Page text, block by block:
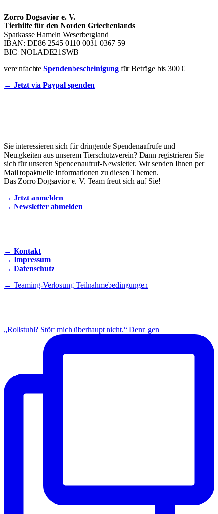
Zorro Dogsavior e. V.
Tierhilfe für den Norden Griechenlands
Sparkasse Hameln Weserbergland
IBAN: DE86 2545 0110 0031 0367 59
BIC: NOLADE21SWB
vereinfachte Spendenbescheinigung für Beträge bis 300 €
→ Jetzt via Paypal spenden
Sie interessieren sich für dringende Spendenaufrufe und
Neuigkeiten aus unserem Tierschutzverein? Dann registrieren Sie
sich für unseren Spendenaufruf-Newsletter. Wir senden Ihnen per
Mail topaktuelle Informationen zu diesen Themen.
Das Zorro Dogsavior e. V. Team freut sich auf Sie!
→ Jetzt anmelden
→ Newsletter abmelden
→ Kontakt
→ Impressum
→ Datenschutz
→ Teaming-Verlosung Teilnahmebedingungen
„Rollstuhl? Stört mich überhaupt nicht.“ Denn gen